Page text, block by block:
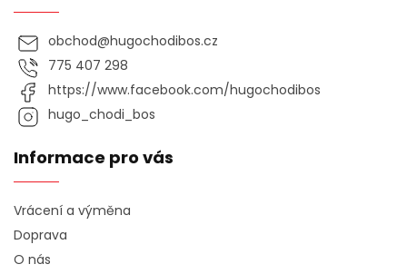
obchod@hugochodibos.cz
775 407 298
https://www.facebook.com/hugochodibos
hugo_chodi_bos
Informace pro vás
Vrácení a výměna
Doprava
O nás